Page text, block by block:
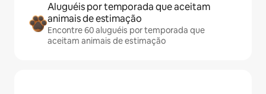
Aluguéis por temporada que aceitam
animais de estimação
Encontre 60 aluguéis por temporada que
aceitam animais de estimação